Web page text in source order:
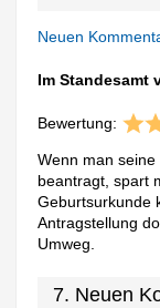
Neuen
Im Standesamt
Bewertung:
Wenn man
beantragt, spart
Geburtsurkunde
Antragstellung
Umweg.
7. Neuen